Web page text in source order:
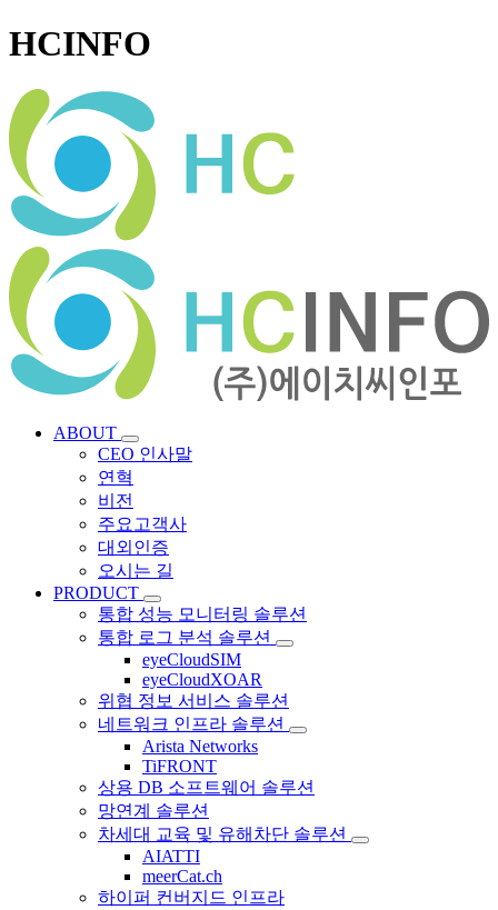
HCINFO
ABOUT
CEO 인사말
연혁
비전
주요고객사
대외인증
오시는 길
PRODUCT
통합 성능 모니터링 솔루션
통합 로그 분석 솔루션
eyeCloudSIM
eyeCloudXOAR
위협 정보 서비스 솔루션
네트워크 인프라 솔루션
Arista Networks
TiFRONT
상용 DB 소프트웨어 솔루션
망연계 솔루션
차세대 교육 및 유해차단 솔루션
AIATTI
meerCat.ch
하이퍼 컨버지드 인프라